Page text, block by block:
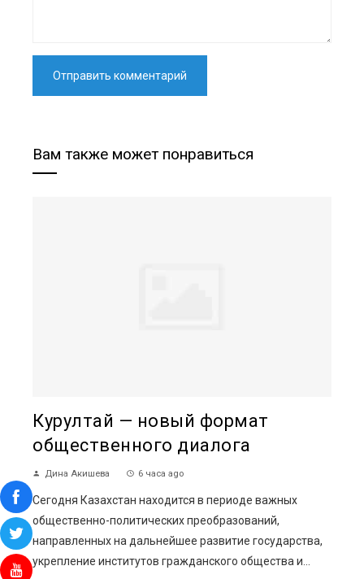
Вам также может понравиться
Курултай — новый формат
общественного диалога
Дина Акишева 6 часа ago
Сегодня Казахстан находится в периоде важных
общественно-политических преобразований,
направленных на дальнейшее развитие государства,
укрепление институтов гражданского общества и...